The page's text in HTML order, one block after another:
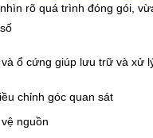
rõ quá trình đóng gói,
ổ cứng giúp lưu trữ và xử
chỉnh góc quan sát
nguồn